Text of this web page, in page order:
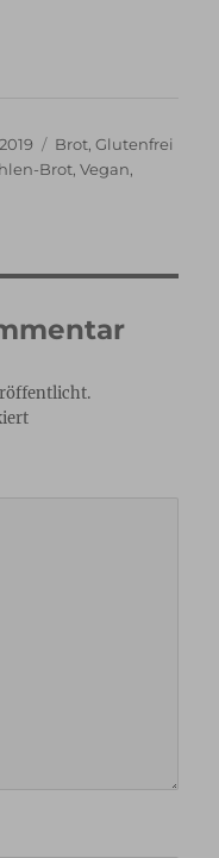
Kategorien
Brot,Glutenfrei
Brot,Vegan,